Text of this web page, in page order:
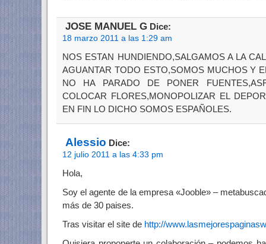
JOSE MANUEL G Dice:
18 marzo 2011 a las 1:29 am
NOS ESTAN HUNDIENDO,SALGAMOS A LA
AGUANTAR TODO ESTO,SOMOS MUCHOS Y
NO HA PARADO DE PONER
COLOCAR FLORES,MONOPOLIZAR EL
EN FIN LO DICHO SOMOS ESPAÑOLES.
Alessio Dice:
12 julio 2011 a las 4:33 pm
Hola,
Soy el agente de la empresa «Jooble» –
más de 30 paises.
Tras visitar el site de http://